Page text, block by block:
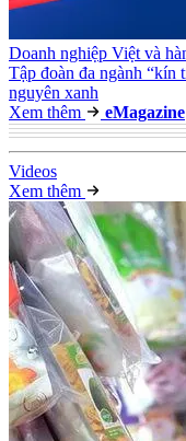
Doanh nghiệp Việt và
Tập đoàn đa ngành “kín
nguyên xanh
Xem thêm
eMagazine
Videos
Xem thêm